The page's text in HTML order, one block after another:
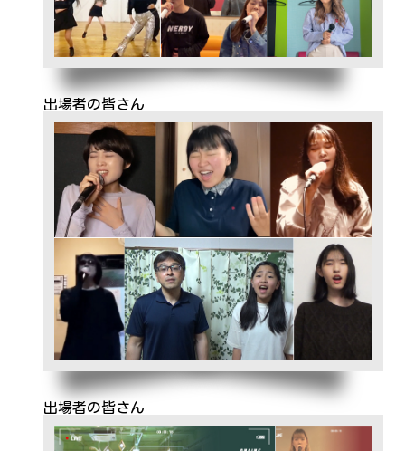
出場者の皆さん
出場者の皆さん